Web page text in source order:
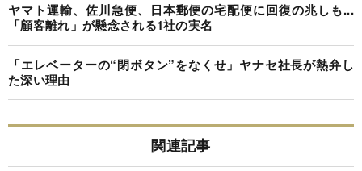
ヤマト運輸、佐川急便、日本郵便の宅配便に回復の兆しも...
「顧客離れ」が懸念される1社の実名
「エレベーターの“閉ボタン”をなくせ」ヤナセ社長が熱弁し
た深い理由
関連記事